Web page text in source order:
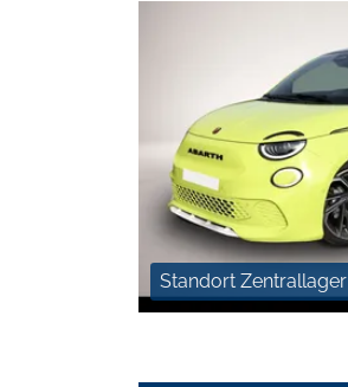
Standort Zentrallager